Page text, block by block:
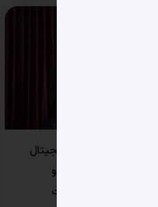
آرش نورآقایی: میراث دیجیتال
نیازمند تعریف، آموزش و
چارچوب‌های روشن است